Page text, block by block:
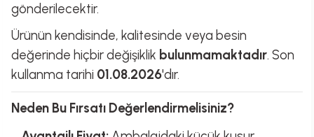
gönderilecektir.
Ürünün kendisinde, kalitesinde veya besin
değerinde hiçbir değişiklik bulunmamaktadır. Son
kullanma tarihi 01.08.2026'dır.
Neden Bu Fırsatı Değerlendirmelisiniz?